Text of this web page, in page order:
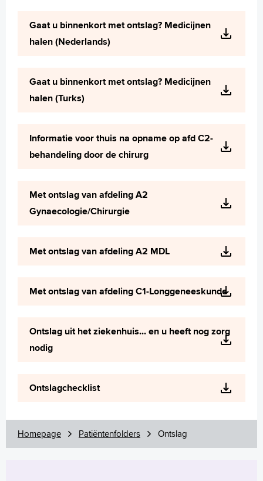
Polski
Türkçe
Gaat u binnenkort met ontslag? Medicijnen
halen (Nederlands)
Gaat u binnenkort met ontslag? Medicijnen
halen (Turks)
Informatie voor thuis na opname op afd C2-
behandeling door de chirurg
Met ontslag van afdeling A2
Gynaecologie/Chirurgie
Met ontslag van afdeling A2 MDL
Met ontslag van afdeling C1-Longgeneeskunde
Ontslag uit het ziekenhuis... en u heeft nog zorg
nodig
Ontslagchecklist
Homepage Patiëntenfolders Ontslag